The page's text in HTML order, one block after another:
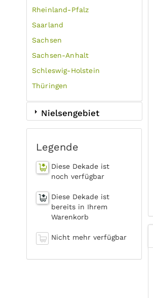
Rheinland-Pfalz
Saarland
Sachsen
Sachsen-Anhalt
Schleswig-Holstein
Thüringen
Nielsengebiet
Legende
Diese Dekade ist
noch verfügbar
Diese Dekade ist
bereits in Ihrem
Warenkorb
Nicht mehr verfügbar